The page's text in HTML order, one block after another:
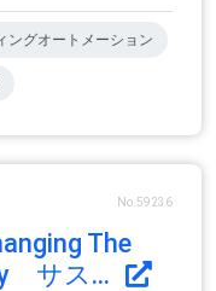
ングオートメーション
No.59236
The
サス...